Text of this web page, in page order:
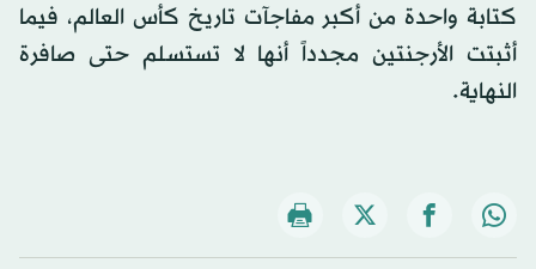
كتابة واحدة من أكبر مفاجآت تاريخ كأس العالم، فيما
أثبتت الأرجنتين مجدداً أنها لا تستسلم حتى صافرة
النهاية.